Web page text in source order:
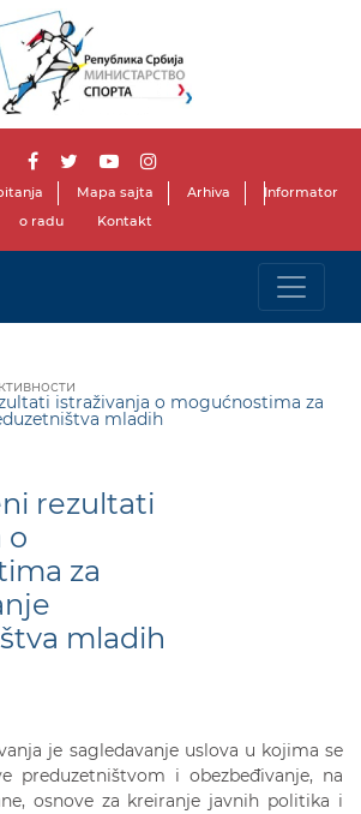
Mapa sajta Arhiva
Informator
o radu
Kontakt
istraživanja o mogućnostima za
mladih
rezultati
o
za
mladih
je sagledavanje uslova u kojima se
preduzetništvom i obezbeđivanje, na
osnove za kreiranje javnih politika i